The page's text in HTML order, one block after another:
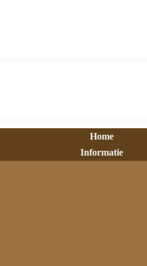
Home
Informatie